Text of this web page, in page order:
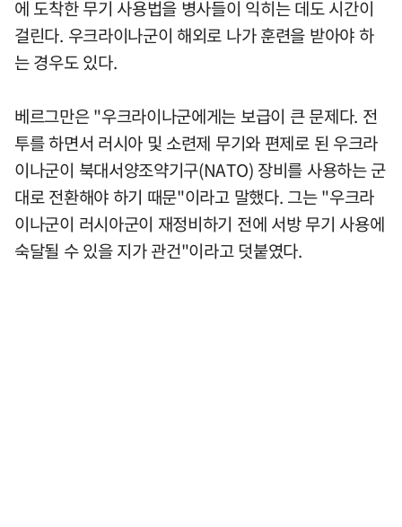
에 도착한 무기 사용법을 병사들이 익히는 데도 시간이
걸린다. 우크라이나군이 해외로 나가 훈련을 받아야 하
는 경우도 있다.
베르그만은 "우크라이나군에게는 보급이 큰 문제다. 전
투를 하면서 러시아 및 소련제 무기와 편제로 된 우크라
이나군이 북대서양조약기구(NATO) 장비를 사용하는 군
대로 전환해야 하기 때문"이라고 말했다. 그는 "우크라
이나군이 러시아군이 재정비하기 전에 서방 무기 사용에
숙달될 수 있을 지가 관건"이라고 덧붙였다.